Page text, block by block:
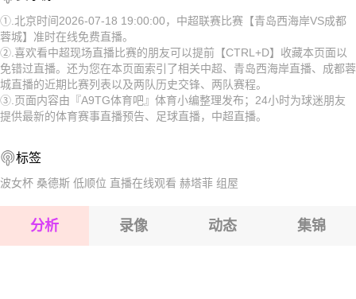
2026-08-17 【中超】 青岛西海岸VS成都蓉城
2026-08-17 【中超】 青岛西海岸VS成都蓉城
2026-08-17 【中超】 青岛西海岸VS成都蓉城
2026-08-17 【中超】 青岛西海岸VS成都蓉城
2026-08-17 【中超】 青岛西海岸VS成都蓉城
2026-08-17 【中超】 青岛西海岸VS成都蓉城
2026-08-17 【中超】 青岛西海岸VS成都蓉城
①.北京时间2026-07-18 19:00:00，中超联赛比赛【青岛西海岸VS成都
蓉城】准时在线免费直播。
②.喜欢看中超现场直播比赛的朋友可以提前【CTRL+D】收藏本页面以
免错过直播。还为您在本页面索引了相关中超、青岛西海岸直播、成都蓉
城直播的近期比赛列表以及两队历史交锋、两队赛程。
③.页面内容由『A9TG体育吧』体育小编整理发布；24小时为球迷朋友
提供最新的体育赛事直播预告、足球直播，中超直播。
标签
波女杯 桑德斯 低顺位 直播在线观看 赫塔菲 组屋
分析 录像 动态 集锦